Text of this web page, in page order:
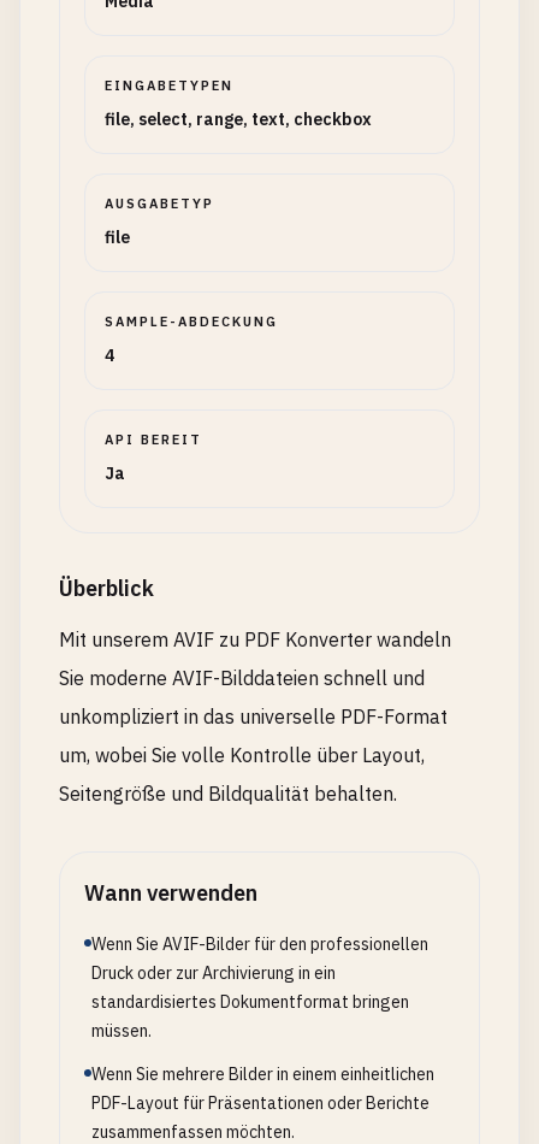
EINGABETYPEN
file, select, range, text, checkbox
AUSGABETYP
file
SAMPLE-ABDECKUNG
4
API BEREIT
Ja
Überblick
Mit unserem AVIF zu PDF Konverter wandeln
Sie moderne AVIF-Bilddateien schnell und
unkompliziert in das universelle PDF-Format
um, wobei Sie volle Kontrolle über Layout,
Seitengröße und Bildqualität behalten.
Wann verwenden
Wenn Sie AVIF-Bilder für den professionellen
Druck oder zur Archivierung in ein
standardisiertes Dokumentformat bringen
müssen.
Wenn Sie mehrere Bilder in einem einheitlichen
PDF-Layout für Präsentationen oder Berichte
zusammenfassen möchten.